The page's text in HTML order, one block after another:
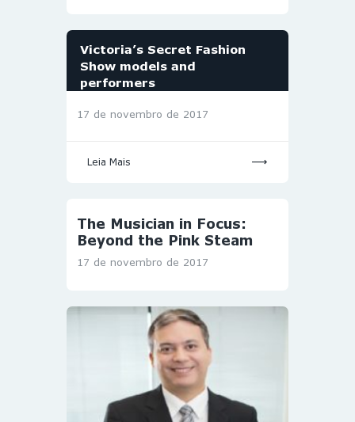
Victoria’s Secret Fashion
Show models and
performers
17 de novembro de 2017
Leia Mais
The Musician in Focus:
Beyond the Pink Steam
17 de novembro de 2017